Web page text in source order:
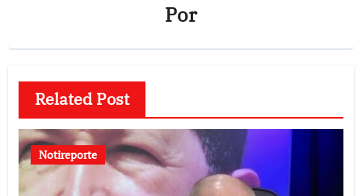
Por
Related Post
Notireporte